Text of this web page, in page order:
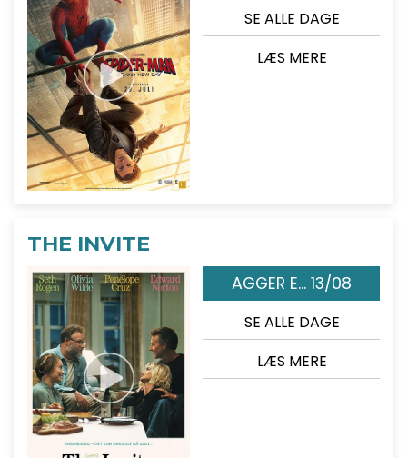
SE ALLE DAGE
LÆS MERE
THE INVITE
AGGER E... 13/08
SE ALLE DAGE
LÆS MERE